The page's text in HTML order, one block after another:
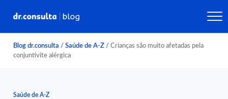
Blog dr.consulta / Saúde de A-Z / Crianças são muito afetadas pela
conjuntivite alérgica
Saúde de A-Z